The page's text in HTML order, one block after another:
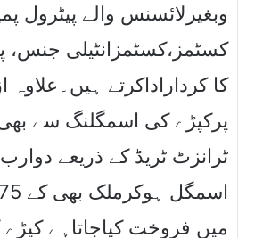
وبغیرلائسنس والے پیٹرول
کا کرداراداکرتے
پرکپڑے کی اسمگلنگ سے بھی
ٹرانزٹ ٹریڈ کے ذریعے